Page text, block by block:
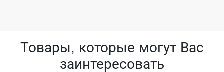
Товары, которые могут Вас
заинтересовать